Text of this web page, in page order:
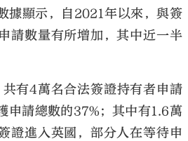
據顯示，自2021年以來，與簽
請數量有所增加，其中近一半
有4萬名合法簽證持有者申請
申請總數的37%；其中有1.6萬
證進入英國，部分人在等待申